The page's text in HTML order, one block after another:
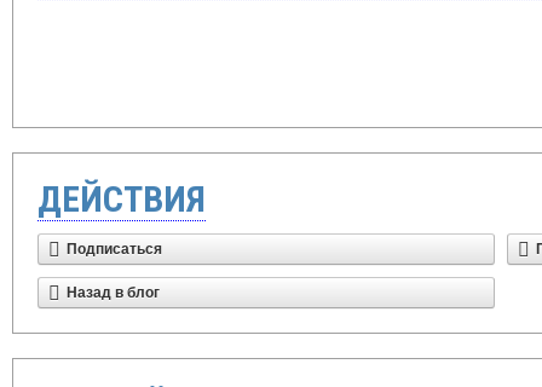
ДЕЙСТВИЯ
Подписаться
Назад в блог